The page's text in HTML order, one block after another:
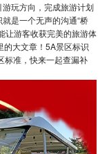
玩方向，完成旅游计划
是一个无声的沟通“桥
让游客收获完美的旅游体
的大文章！5A景区标识
标准，快来一起查漏补